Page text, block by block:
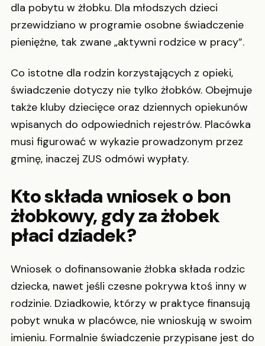
dla pobytu w żłobku. Dla młodszych dzieci
przewidziano w programie osobne świadczenie
pieniężne, tak zwane „aktywni rodzice w pracy”.
Co istotne dla rodzin korzystających z opieki,
świadczenie dotyczy nie tylko żłobków. Obejmuje
także kluby dziecięce oraz dziennych opiekunów
wpisanych do odpowiednich rejestrów. Placówka
musi figurować w wykazie prowadzonym przez
gminę, inaczej ZUS odmówi wypłaty.
Kto składa wniosek o bon
żłobkowy, gdy za żłobek
płaci dziadek?
Wniosek o dofinansowanie żłobka składa rodzic
dziecka, nawet jeśli czesne pokrywa ktoś inny w
rodzinie. Dziadkowie, którzy w praktyce finansują
pobyt wnuka w placówce, nie wnioskują w swoim
imieniu. Formalnie świadczenie przypisane jest do